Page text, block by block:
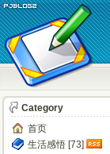
Category
首页
生活感悟 [73]